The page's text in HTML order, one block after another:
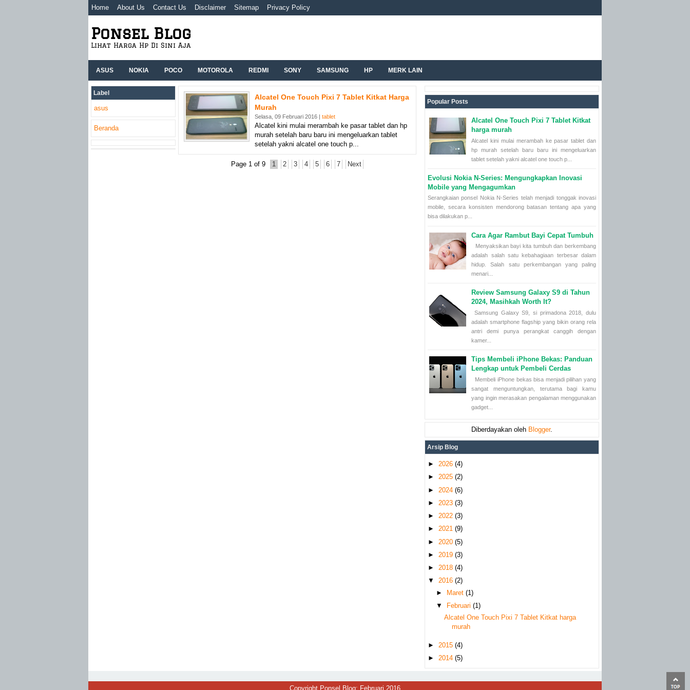
Home About Us Contact Us Disclaimer Sitemap Privacy Policy
Ponsel Blog
Lihat Harga Hp Di Sini Aja
ASUS NOKIA POCO MOTOROLA REDMI SONY SAMSUNG HP MERK LAIN
Label
asus
Beranda
Alcatel One Touch Pixi 7 Tablet Kitkat Harga
Murah
Selasa, 09 Februari 2016 | tablet
Alcatel kini mulai merambah ke pasar tablet dan hp
murah setelah baru baru ini mengeluarkan tablet
setelah yakni alcatel one touch p...
Page 1 of 9 1 2 3 4 5 6 7 Next
Popular Posts
Alcatel One Touch Pixi 7 Tablet Kitkat
harga murah
Alcatel kini mulai merambah ke pasar tablet dan
hp murah setelah baru baru ini mengeluarkan
tablet setelah yakni alcatel one touch p...
Evolusi Nokia N-Series: Mengungkapkan Inovasi
Mobile yang Mengagumkan
Serangkaian ponsel Nokia N-Series telah menjadi tonggak inovasi
mobile, secara konsisten mendorong batasan tentang apa yang
bisa dilakukan p...
Cara Agar Rambut Bayi Cepat Tumbuh
Menyaksikan bayi kita tumbuh dan berkembang
adalah salah satu kebahagiaan terbesar dalam
hidup. Salah satu perkembangan yang paling
menari...
Review Samsung Galaxy S9 di Tahun
2024, Masihkah Worth It?
Samsung Galaxy S9, si primadona 2018, dulu
adalah smartphone flagship yang bikin orang rela
antri demi punya perangkat canggih dengan
kamer...
Tips Membeli iPhone Bekas: Panduan
Lengkap untuk Pembeli Cerdas
Membeli iPhone bekas bisa menjadi pilihan yang
sangat menguntungkan, terutama bagi kamu
yang ingin merasakan pengalaman menggunakan
gadget...
Diberdayakan oleh Blogger.
Arsip Blog
► 2026 (4)
► 2025 (2)
► 2024 (6)
► 2023 (3)
► 2022 (3)
► 2021 (9)
► 2020 (5)
► 2019 (3)
► 2018 (4)
▼ 2016 (2)
► Maret (1)
▼
Februari (1)
Alcatel One Touch Pixi 7 Tablet Kitkat harga
murah
► 2015 (4)
► 2014 (5)
Copyright Ponsel Blog: Februari 2016